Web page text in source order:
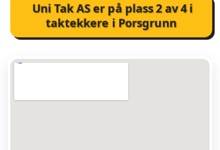
Uni Tak ASer på plass2av4i
taktekkere i Porsgrunn